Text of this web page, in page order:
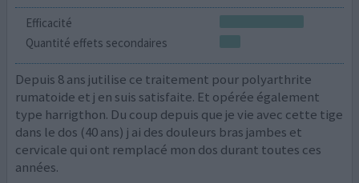
Efficacité
Quantité effets secondaires
Depuis 8 ans jutilise ce traitement pour polyarthrite
rumatoide et j en suis satisfaite. Et opérée également
type harrigthon. Du coup depuis que je vie avec cette tige
dans le dos (40 ans) j ai des douleurs bras jambes et
cervicale qui ont remplacé mon dos durant toutes ces
années.